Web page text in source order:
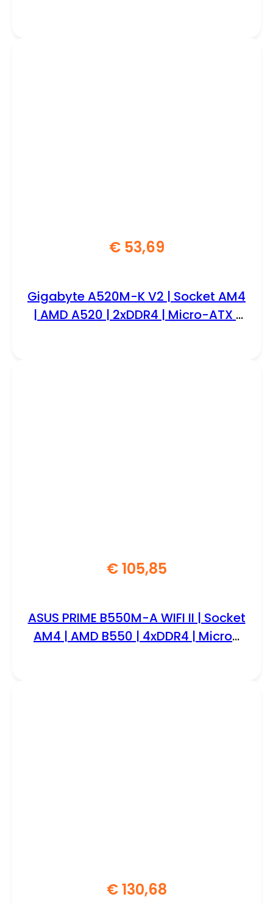
€53,69
Gigabyte A520M-K V2 | Socket AM4
| AMD A520 | 2xDDR4 | Micro-ATX |
€105,85
ASUS PRIME B550M-A WIFI II | Socket
AM4 | AMD B550 | 4xDDR4 | Micro-
€130,68